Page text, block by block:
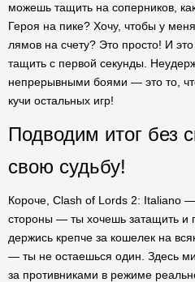
можешь тащить на соперников,
Героя на пике? Хочу, чтобы у
лямов на счету? Это просто! И
тащить с первой секунды.
непрерывными боями — это то,
кучи остальных игр!
Подводим итог без
свою судьбу!
Короче, Clash of Lords 2: Italiano
стороны — ты хочешь затащить и
держись крепче за кошелек на
— ты не остаешься один. Здесь
за противниками в режиме